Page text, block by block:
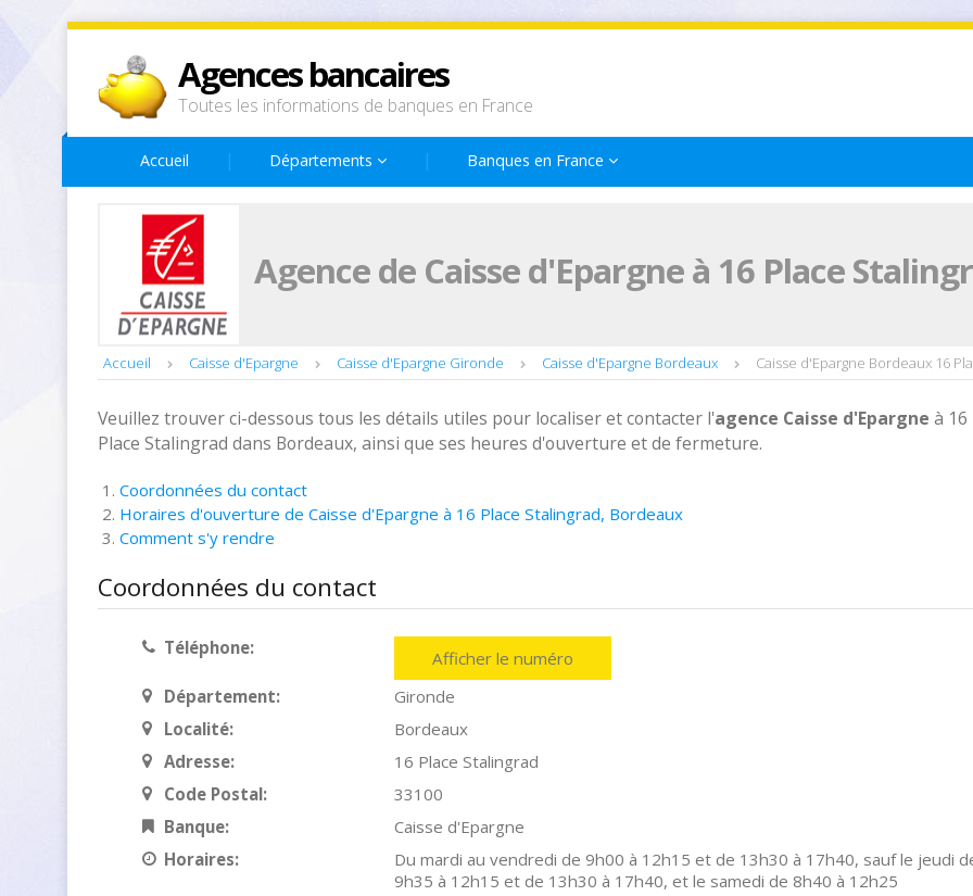
Agences bancaires
Toutes les informations de banques en France
Accueil Départements Banques en France
Agence de Caisse d'Epargne à 16 Place
Accueil Caisse d'Epargne Caisse d'Epargne Gironde Caisse d'Epargne Bordeaux Caisse d'Epargne Bordeaux 16
Veuillez trouver ci-dessous tous les détails utiles pour localiser et contacter l'agence Caisse d'Epargne à 16
Place Stalingrad dans Bordeaux, ainsi que ses heures d'ouverture et de fermeture.
Coordonnées du contact
Horaires d'ouverture de Caisse d'Epargne à 16 Place Stalingrad, Bordeaux
Comment s'y rendre
Coordonnées du contact
Téléphone:
Afficher le numéro
Département:
Gironde
Localité:
Bordeaux
Adresse:
16 Place Stalingrad
Code Postal:
33100
Banque:
Caisse d'Epargne
Horaires:
Du mardi au vendredi de 9h00 à 12h15 et de 13h30 à 17h40, sauf le jeudi
9h35 à 12h15 et de 13h30 à 17h40, et le samedi de 8h40 à 12h25